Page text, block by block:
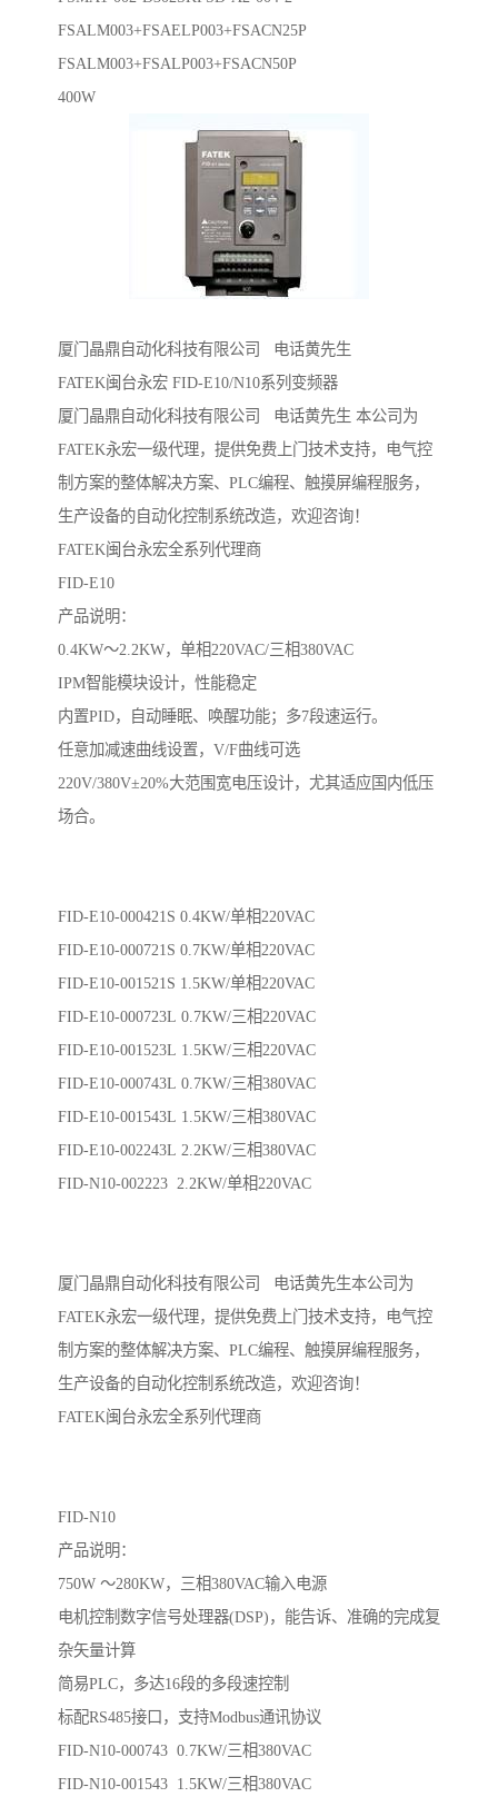
FSALM003+FSAELP003+FSACN25P
FSALM003+FSALP003+FSACN50P
400W
厦门晶鼎自动化科技有限公司 电话黄先生
FATEK闽台永宏 FID-E10/N10系列变频器
厦门晶鼎自动化科技有限公司 电话黄先生 本公司为
FATEK永宏一级代理，提供免费上门技术支持，电气控
制方案的整体解决方案、PLC编程、触摸屏编程服务，
生产设备的自动化控制系统改造，欢迎咨询！
FATEK闽台永宏全系列代理商
FID-E10
产品说明：
0.4KW～2.2KW，单相220VAC/三相380VAC
IPM智能模块设计，性能稳定
内置PID，自动睡眠、唤醒功能；多7段速运行。
任意加减速曲线设置，V/F曲线可选
220V/380V±20%大范围宽电压设计，尤其适应国内低压
场合。
FID-E10-000421S 0.4KW/单相220VAC
FID-E10-000721S 0.7KW/单相220VAC
FID-E10-001521S 1.5KW/单相220VAC
FID-E10-000723L 0.7KW/三相220VAC
FID-E10-001523L 1.5KW/三相220VAC
FID-E10-000743L 0.7KW/三相380VAC
FID-E10-001543L 1.5KW/三相380VAC
FID-E10-002243L 2.2KW/三相380VAC
FID-N10-002223 2.2KW/单相220VAC
厦门晶鼎自动化科技有限公司 电话黄先生本公司为
FATEK永宏一级代理，提供免费上门技术支持，电气控
制方案的整体解决方案、PLC编程、触摸屏编程服务，
生产设备的自动化控制系统改造，欢迎咨询！
FATEK闽台永宏全系列代理商
FID-N10
产品说明：
750W ～280KW，三相380VAC输入电源
电机控制数字信号处理器(DSP)，能告诉、准确的完成复
杂矢量计算
简易PLC，多达16段的多段速控制
标配RS485接口，支持Modbus通讯协议
FID-N10-000743 0.7KW/三相380VAC
FID-N10-001543 1.5KW/三相380VAC